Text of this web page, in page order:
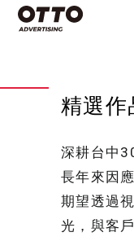
精選作
深耕台中
長年來因
期望透過
光，與客